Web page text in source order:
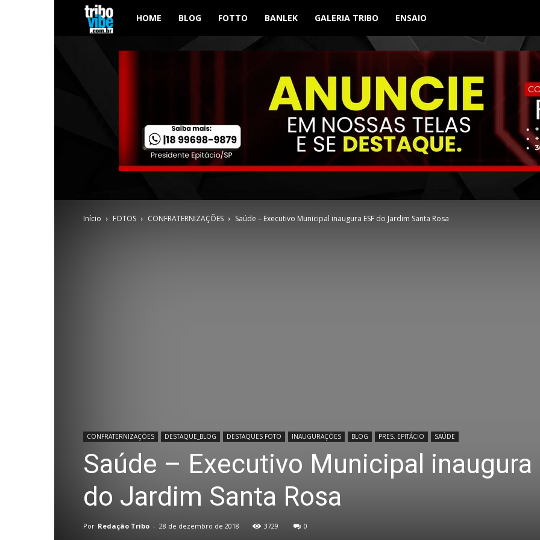
Tribo
Vibe
HOME BLOG FOTTO BANLEK GALERIA TRIBO ENSAIO
Início FOTOS CONFRATERNIZAÇÕES Saúde – Executivo Municipal inaugura ESF do Jardim Santa Rosa
CONFRATERNIZAÇÕES DESTAQUE_BLOG DESTAQUES FOTO INAUGURAÇÕES BLOG PRES. EPITÁCIO SAÚDE
Saúde – Executivo Municipal inaugura
do Jardim Santa Rosa
Por Redação Tribo - 28 de dezembro de 2018 3729 0